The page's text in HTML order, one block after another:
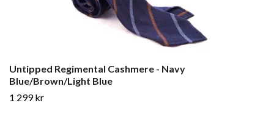
Untipped Regimental Cashmere - Navy
Blue/Brown/Light Blue
1 299 kr